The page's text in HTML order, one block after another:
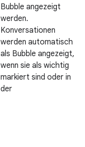
Bubble angezeigt
werden.
Konversationen
werden automatisch
als Bubble angezeigt,
wenn sie als wichtig
markiert sind oder in
der